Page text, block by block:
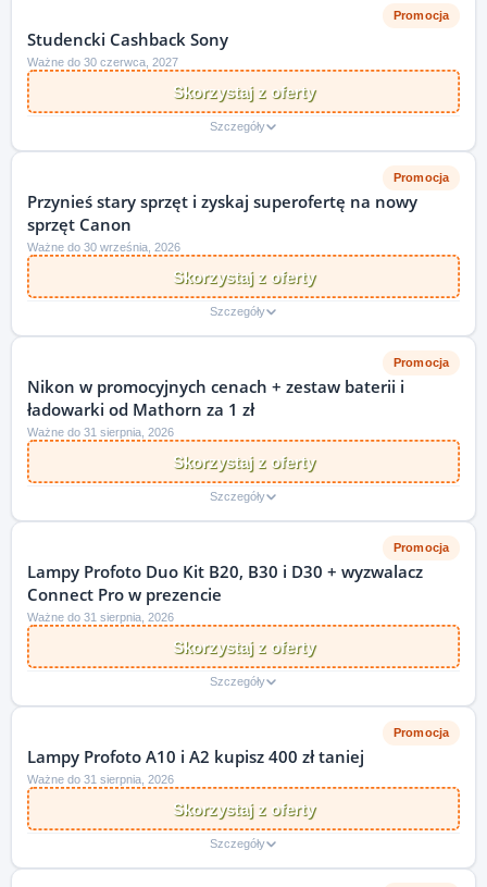
Promocja
Studencki Cashback Sony
Ważne do 30 czerwca, 2027
Skorzystaj z oferty
Szczegóły
Promocja
Przynieś stary sprzęt i zyskaj superofertę na nowy
sprzęt Canon
Ważne do 30 września, 2026
Skorzystaj z oferty
Szczegóły
Promocja
Nikon w promocyjnych cenach + zestaw baterii i
ładowarki od Mathorn za 1 zł
Ważne do 31 sierpnia, 2026
Skorzystaj z oferty
Szczegóły
Promocja
Lampy Profoto Duo Kit B20, B30 i D30 + wyzwalacz
Connect Pro w prezencie
Ważne do 31 sierpnia, 2026
Skorzystaj z oferty
Szczegóły
Promocja
Lampy Profoto A10 i A2 kupisz 400 zł taniej
Ważne do 31 sierpnia, 2026
Skorzystaj z oferty
Szczegóły